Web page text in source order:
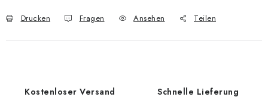
Drucken Fragen Ansehen Teilen
Kostenloser Versand Schnelle Lieferung